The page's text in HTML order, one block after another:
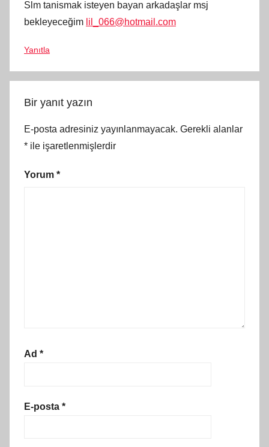
Slm tanismak isteyen bayan arkadaşlar msj
bekleyeceğim lil_066@hotmail.com
Yanıtla
Bir yanıt yazın
E-posta adresiniz yayınlanmayacak. Gerekli alanlar
* ile işaretlenmişlerdir
Yorum *
Ad *
E-posta *